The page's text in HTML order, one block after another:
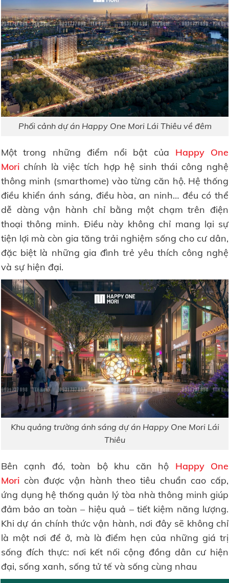
Phối cảnh dự án Happy One Mori Lái Thiêu về đêm
Một trong những điểm nổi bật của Happy One
Mori chính là việc tích hợp hệ sinh thái công nghệ
thông minh (smarthome) vào từng căn hộ. Hệ thống
điều khiển ánh sáng, điều hòa, an ninh… đều có thể
dễ dàng vận hành chỉ bằng một chạm trên điện
thoại thông minh. Điều này không chỉ mang lại sự
tiện lợi mà còn gia tăng trải nghiệm sống cho cư dân,
đặc biệt là những gia đình trẻ yêu thích công nghệ
và sự hiện đại.
Khu quảng trường ánh sáng dự án Happy One Mori Lái
Thiêu
Bên cạnh đó, toàn bộ khu căn hộ Happy One
Mori còn được vận hành theo tiêu chuẩn cao cấp,
ứng dụng hệ thống quản lý tòa nhà thông minh giúp
đảm bảo an toàn – hiệu quả – tiết kiệm năng lượng.
Khi dự án chính thức vận hành, nơi đây sẽ không chỉ
là một nơi để ở, mà là điểm hẹn của những giá trị
sống đích thực: nơi kết nối cộng đồng dân cư hiện
đại, sống xanh, sống tử tế và sống cùng nhau